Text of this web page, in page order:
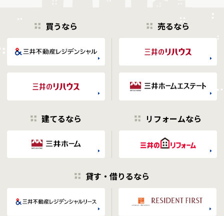
買うなら 売るなら
建てるなら リフォームなら
貸す・借りるなら